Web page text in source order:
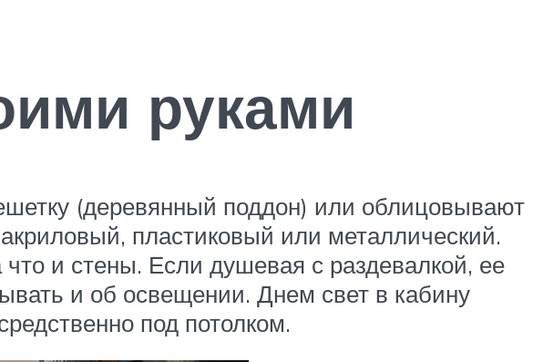
руками
(деревянный поддон) или облицовывают
пластиковый или металлический.
и стены. Если душевая с раздевалкой, ее
и об освещении. Днем свет в кабину
под потолком.